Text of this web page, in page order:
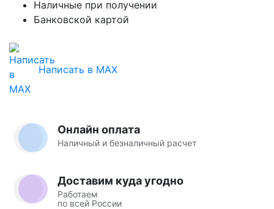
Наличные при получении
Банковской картой
Написать в MAX
Онлайн оплата
Наличный и безналичный расчет
Доставим куда угодно
Работаем
по всей России